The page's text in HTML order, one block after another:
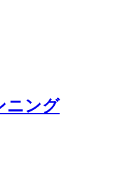
ニング